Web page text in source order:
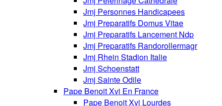
Jmj Personnes Handicapees
Jmj Preparatifs Domus Vitae
Jmj Preparatifs Lancement Ndp
Jmj Preparatifs Randorollermagr
Jmj Rhein Stadion Italie
Jmj Schoenstatt
Jmj Sainte Odile
Pape Benoit Xvi En France
Pape Benoit Xvi Lourdes